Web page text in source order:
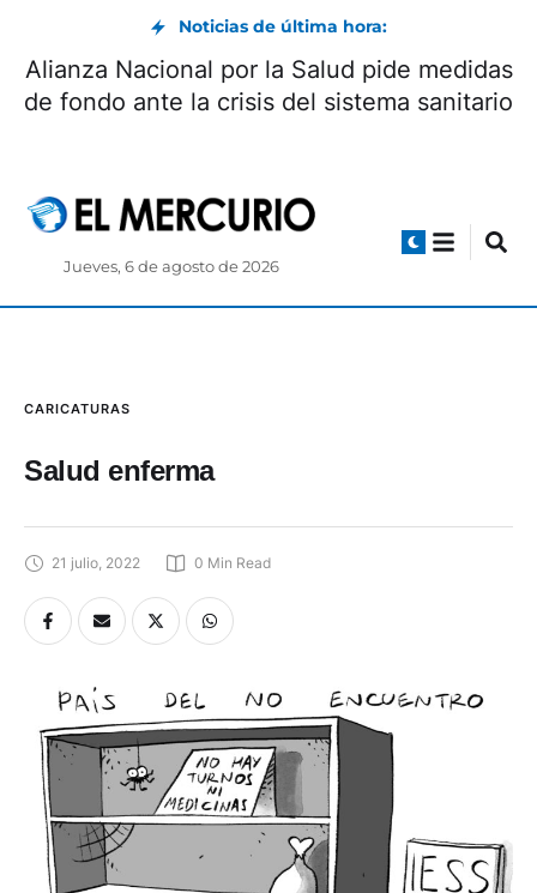
Noticias de última hora:
Alianza Nacional por la Salud pide medidas
de fondo ante la crisis del sistema sanitario
Jueves, 6 de agosto de 2026
CARICATURAS
Salud enferma
21 julio, 2022 0 Min Read